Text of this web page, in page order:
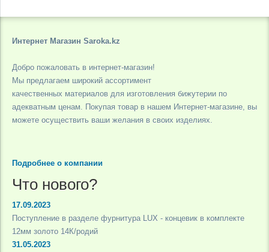
Интернет Магазин Saroka.kz
Добро пожаловать в интернет-магазин!
Мы предлагаем широкий ассортимент
качественных материалов для изготовления бижутерии по
адекватным ценам. Покупая товар в нашем Интернет-магазине, вы
можете осуществить ваши желания в своих изделиях.
Подробнее о компании
Что нового?
17.09.2023
Поступление в разделе фурнитура LUX - концевик в комплекте
12мм золото 14К/родий
31.05.2023